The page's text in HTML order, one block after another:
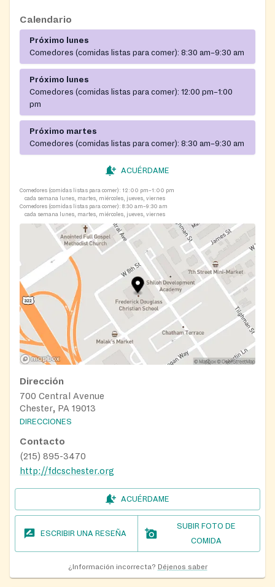
training, and tutoring to the Chester community. The
school itself serves Pre-K through 3rd grade students
with Christ-centered education.
Calendario
Próximo lunes
Comedores (comidas listas para comer): 8:30 am–9:30 am
Próximo lunes
Comedores (comidas listas para comer): 12:00 pm–1:00
pm
Próximo martes
Comedores (comidas listas para comer): 8:30 am–9:30 am
ACUÉRDAME
Comedores (comidas listas para comer): 12:00 pm–1:00 pm
cada semana lunes, martes, miércoles, jueves, viernes
Comedores (comidas listas para comer): 8:30 am–9:30 am
cada semana lunes, martes, miércoles, jueves, viernes
Dirección
700 Central Avenue
Chester, PA 19013
DIRECCIONES
Contacto
(215) 895-3470
http://fdcschester.org
ACUÉRDAME
ESCRIBIR UNA RESEÑA
SUBIR FOTO DE
COMIDA
¿Información incorrecta? Déjenos saber